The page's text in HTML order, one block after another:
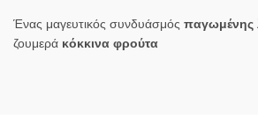
Ένας μαγευτικός συνδυάσμός παγωμένης
ζουμερά κόκκινα φρούτα